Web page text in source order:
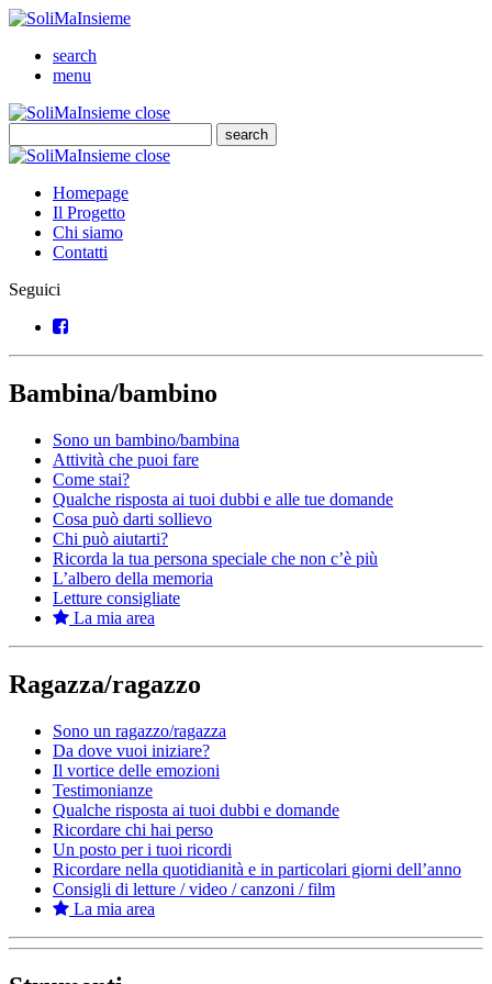
SoliMaInsieme
search
menu
SoliMaInsieme
closeClose
search
Cerca
SoliMaInsieme
closeClose
Homepage
Il Progetto
Chi siamo
Contatti
Seguici
Facebook
Bambina/bambino
Sono un bambino/bambina
Attività che puoi fare
Come stai?
Qualche risposta ai tuoi dubbi e alle tue domande
Cosa può darti sollievo
Chi può aiutarti?
Ricorda la tua persona speciale che non c’è più
L’albero della memoria
Letture consigliate
La mia area
Ragazza/ragazzo
Sono un ragazzo/ragazza
Da dove vuoi iniziare?
Il vortice delle emozioni
Testimonianze
Qualche risposta ai tuoi dubbi e domande
Ricordare chi hai perso
Un posto per i tuoi ricordi
Ricordare nella quotidianità e in particolari giorni dell’anno
Consigli di letture / video / canzoni / film
La mia area